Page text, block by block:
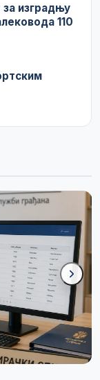
за изградњу
110